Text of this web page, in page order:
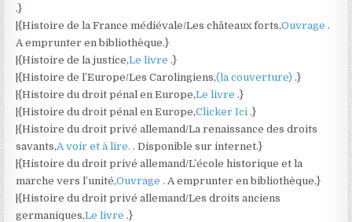
.}
|{Histoire de la France médiévale/Les châteaux forts,Ouvrage.
A emprunter en bibliothèque.}
|{Histoire de la justice,Le livre.}
|{Histoire de l’Europe/Les Carolingiens,(la couverture).}
|{Histoire du droit pénal en Europe,Le livre.}
|{Histoire du droit pénal en Europe,Clicker Ici.}
|{Histoire du droit privé allemand/La renaissance des droits
savants,A voir et à lire.. Disponible sur internet.}
|{Histoire du droit privé allemand/L’école historique et la
marche vers l’unité,Ouvrage. A emprunter en bibliothèque.}
|{Histoire du droit privé allemand/Les droits anciens
germaniques,Le livre.}